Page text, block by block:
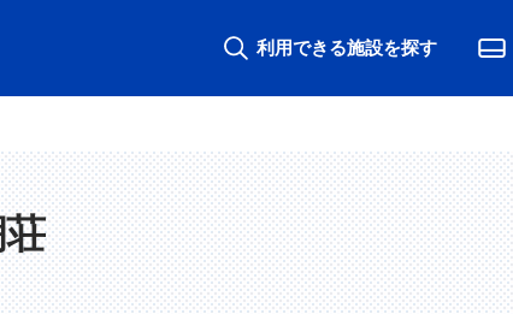
利用できる施設を探す